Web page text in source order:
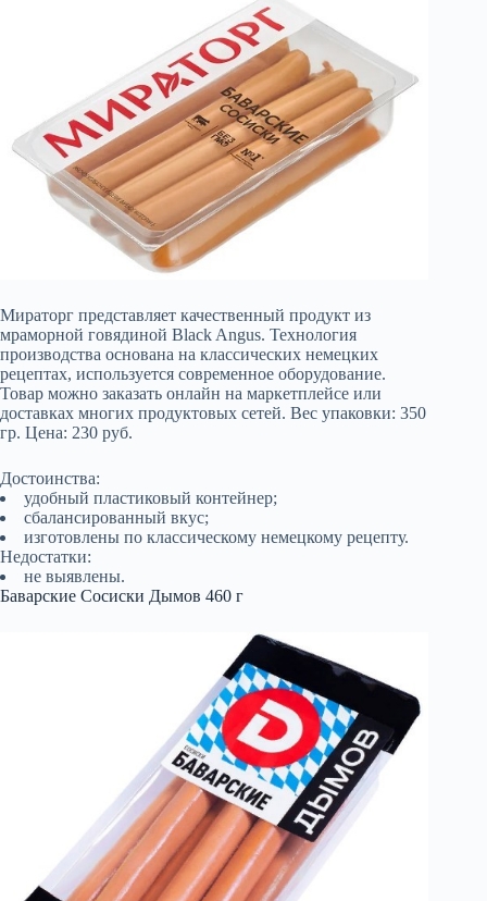
Мираторг представляет качественный продукт из
мраморной говядиной Black Angus. Технология
производства основана на классических немецких
рецептах, используется современное оборудование.
Товар можно заказать онлайн на маркетплейсе или
доставках многих продуктовых сетей. Вес упаковки: 350
гр. Цена: 230 руб.
Достоинства:
удобный пластиковый контейнер;
сбалансированный вкус;
изготовлены по классическому немецкому рецепту.
Недостатки:
не выявлены.
Баварские Сосиски Дымов 460 г